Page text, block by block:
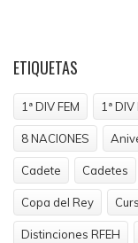
ETIQUETAS
1ª DIV FEM 1ª
8 NACIONES
Cadete Cadetes
Copa del Rey
Distinciones RFEH